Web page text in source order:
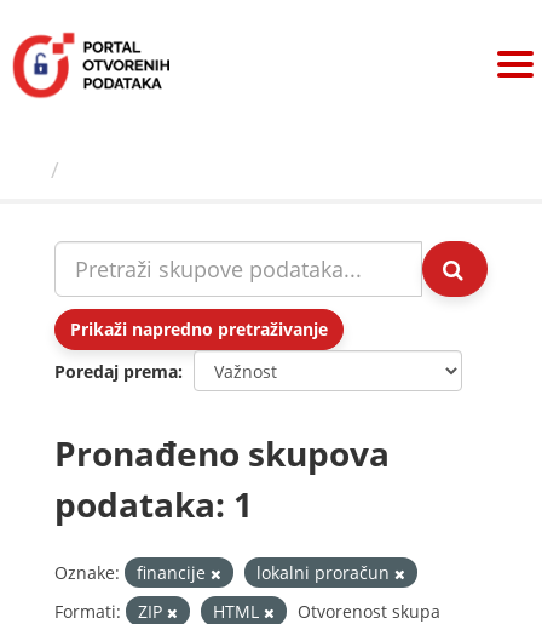
sadržaj
Prikaži napredno pretraživanje
Poredaj prema
Pronađeno skupova
podataka: 1
Oznake: financije
lokalni proračun
Formati:
ZIP HTML
Otvorenost skupa